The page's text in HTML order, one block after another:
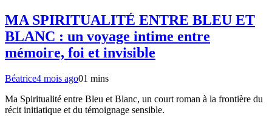
MA SPIRITUALITÉ ENTRE BLEU ET
BLANC : un voyage intime entre
mémoire, foi et invisible
Béatrice4 mois ago01 mins
Ma Spiritualité entre Bleu et Blanc, un court roman à la frontière du
récit initiatique et du témoignage sensible.